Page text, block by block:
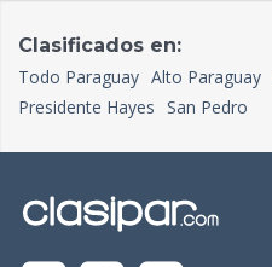
Clasificados en:
Todo Paraguay Alto Paraguay
Presidente Hayes San Pedro